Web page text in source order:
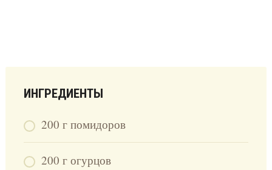
ИНГРЕДИЕНТЫ
200 г помидоров
200 г огурцов